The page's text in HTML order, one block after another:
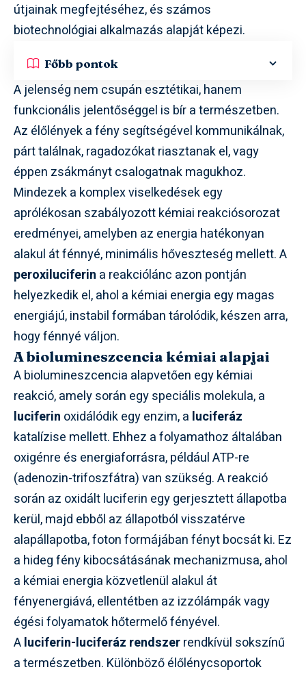
útjainak megfejtéséhez, és számos
biotechnológiai alkalmazás alapját képezi.
Főbb pontok
A jelenség nem csupán esztétikai, hanem
funkcionális jelentőséggel is bír a természetben.
Az élőlények a fény segítségével kommunikálnak,
párt találnak, ragadozókat riasztanak el, vagy
éppen zsákmányt csalogatnak magukhoz.
Mindezek a komplex viselkedések egy
aprólékosan szabályozott kémiai reakciósorozat
eredményei, amelyben az energia hatékonyan
alakul át fénnyé, minimális hőveszteség mellett. A
peroxiluciferin a reakciólánc azon pontján
helyezkedik el, ahol a kémiai energia egy magas
energiájú, instabil formában tárolódik, készen arra,
hogy fénnyé váljon.
A biolumineszcencia kémiai alapjai
A biolumineszcencia alapvetően egy kémiai
reakció, amely során egy speciális molekula, a
luciferin oxidálódik egy enzim, a luciferáz
katalízise mellett. Ehhez a folyamathoz általában
oxigénre és energiaforrásra, például ATP-re
(adenozin-trifoszfátra) van szükség. A reakció
során az oxidált luciferin egy gerjesztett állapotba
kerül, majd ebből az állapotból visszatérve
alapállapotba, foton formájában fényt bocsát ki. Ez
a hideg fény kibocsátásának mechanizmusa, ahol
a kémiai energia közvetlenül alakul át
fényenergiává, ellentétben az izzólámpák vagy
égési folyamatok hőtermelő fényével.
Aluciferin-luciferáz rendszerrendkívül sokszínű
a természetben. Különböző élőlénycsoportok